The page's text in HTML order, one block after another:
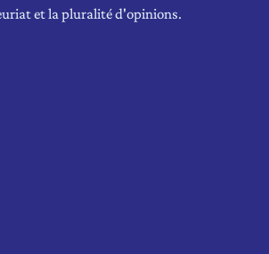
et la pluralité d'opinions.